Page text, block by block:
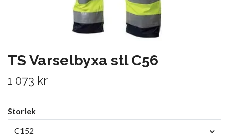
TS Varselbyxa stl C56
1 073 kr
Storlek
C152